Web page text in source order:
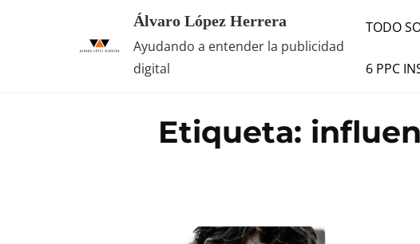
Álvaro López Herrera
Ayudando a entender la publicidad
digital
TODO
6 PPC
Etiqueta: